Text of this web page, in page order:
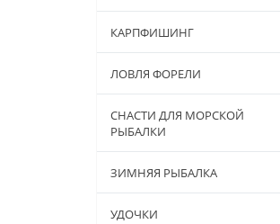
КАРПФИШИНГ
ЛОВЛЯ ФОРЕЛИ
СНАСТИ ДЛЯ МОРСКОЙ
РЫБАЛКИ
ЗИМНЯЯ РЫБАЛКА
УДОЧКИ